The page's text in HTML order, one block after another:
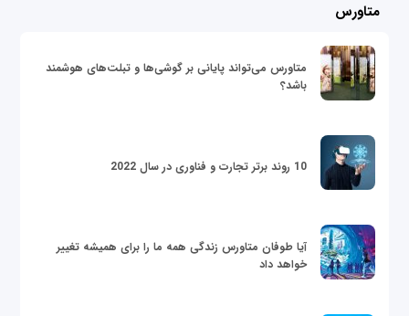
متاورس
متاورس می‌تواند پایانی بر گوشی‌ها و تبلت‌های هوشمند
باشد؟
10 روند برتر تجارت و فناوری در سال 2022
آیا طوفان متاورس زندگی همه ما را برای همیشه تغییر
خواهد داد